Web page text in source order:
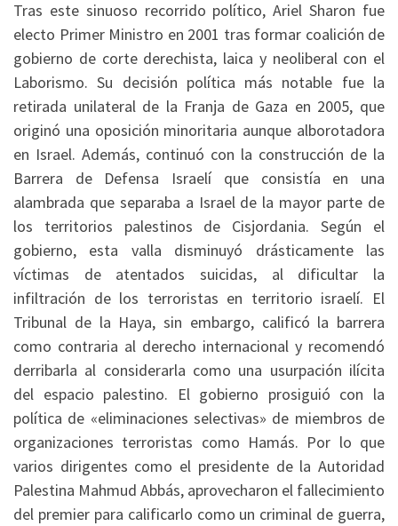
Tras este sinuoso recorrido político, Ariel Sharon fue
electo Primer Ministro en 2001 tras formar coalición de
gobierno de corte derechista, laica y neoliberal con el
Laborismo. Su decisión política más notable fue la
retirada unilateral de la Franja de Gaza en 2005, que
originó una oposición minoritaria aunque alborotadora
en Israel. Además, continuó con la construcción de la
Barrera de Defensa Israelí que consistía en una
alambrada que separaba a Israel de la mayor parte de
los territorios palestinos de Cisjordania. Según el
gobierno, esta valla disminuyó drásticamente las
víctimas de atentados suicidas, al dificultar la
infiltración de los terroristas en territorio israelí. El
Tribunal de la Haya, sin embargo, calificó la barrera
como contraria al derecho internacional y recomendó
derribarla al considerarla como una usurpación ilícita
del espacio palestino. El gobierno prosiguió con la
política de «eliminaciones selectivas» de miembros de
organizaciones terroristas como Hamás. Por lo que
varios dirigentes como el presidente de la Autoridad
Palestina Mahmud Abbás, aprovecharon el fallecimiento
del premier para calificarlo como un criminal de guerra,